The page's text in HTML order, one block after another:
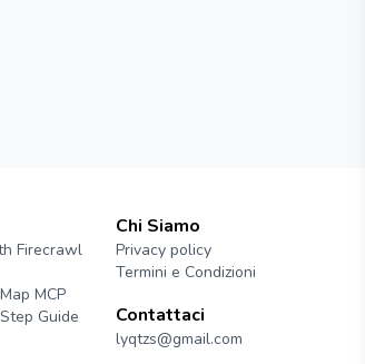
Firecrawl
MCP
Guide
Chi Siamo
Privacy policy
Termini e Condizioni
Contattaci
lyqtzs@gmail.com